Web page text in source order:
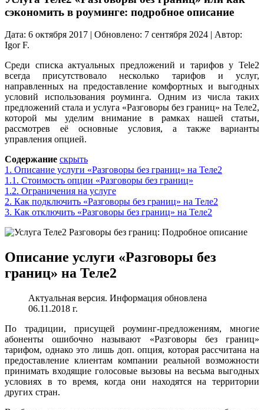
сэкономить в роуминге: подробное описание
Дата: 6 октября 2017 | Обновлено: 7 сентября 2024 | Автор:
Igor F.
Среди списка актуальных предложений и тарифов у Tele2
всегда присутствовало несколько тарифов и услуг,
направленных на предоставление комфортных и выгодных
условий использования роуминга. Одним из числа таких
предложений стала и услуга «Разговоры без границ» на Теле2,
которой мы уделим внимание в рамках нашей статьи,
рассмотрев её основные условия, а также варианты
управления опцией.
Содержание скрыть
1. Описание услуги «Разговоры без границ» на Теле2
1.1. Стоимость опции «Разговоры без границ»
1.2. Ограничения на услуге
2. Как подключить «Разговоры без границ» на Теле2
3. Как отключить «Разговоры без границ» на Теле2
Описание услуги «Разговоры без
границ» на Теле2
Актуальная версия. Информация обновлена
06.11.2018 г.
По традиции, присущей роуминг-предложениям, многие
абоненты ошибочно называют «Разговоры без границ»
тарифом, однако это лишь доп. опция, которая рассчитана на
предоставление клиентам компании реальной возможности
принимать входящие голосовые вызовы на весьма выгодных
условиях в то время, когда они находятся на территории
других стран.